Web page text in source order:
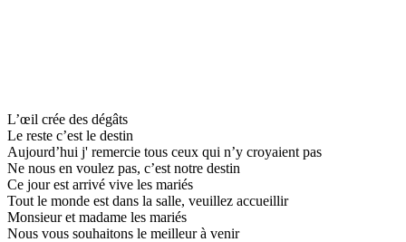
L’œil crée des dégâts
Le reste c’est le destin
Aujourd’hui j' remercie tous ceux qui n’y croyaient pas
Ne nous en voulez pas, c’est notre destin
Ce jour est arrivé vive les mariés
Tout le monde est dans la salle, veuillez accueillir
Monsieur et madame les mariés
Nous vous souhaitons le meilleur à venir